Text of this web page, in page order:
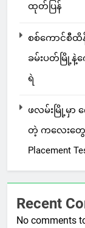
ထုတ်ပြန်
စစ်ကောင်စီထိ
ခမ်းပတ်မြို့နဲ့က
ရဲ
ဖလမ်းမြို့မှာ
တဲ့ ကလေးတွေ
Placement
Recent
No comments